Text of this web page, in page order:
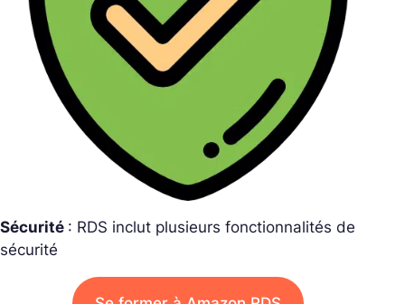
Sécurité : RDS inclut plusieurs fonctionnalités de
sécurité